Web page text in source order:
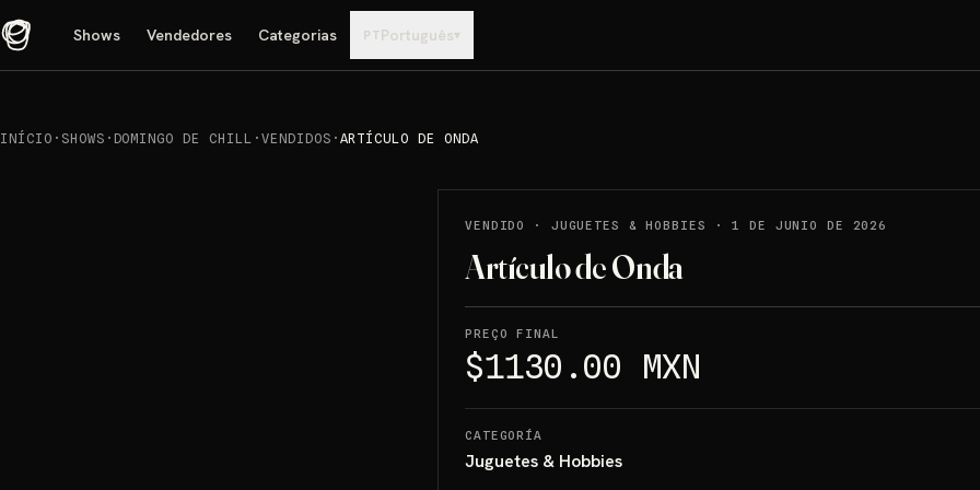
Shows Vendedores Categorias PTPortuguês▾
INÍCIO · SHOWS · DOMINGO DE CHILL · VENDIDOS · ARTÍCULO DE ONDA
VENDIDO · JUGUETES & HOBBIES ·1 DE JUNIO DE 2026
Artículo de Onda
PREÇO FINAL
$1130.00 MXN
CATEGORÍA
Juguetes & Hobbies